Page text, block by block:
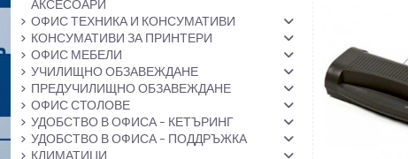
АКСЕСОАРИ
ОФИС ТЕХНИКА И КОНСУМАТИВИ
КОНСУМАТИВИ ЗА ПРИНТЕРИ
ОФИС МЕБЕЛИ
УЧИЛИЩНО ОБЗАВЕЖДАНЕ
ПРЕДУЧИЛИЩНО ОБЗАВЕЖДАНЕ
ОФИС СТОЛОВЕ
УДОБСТВО В ОФИСА – КЕТЪРИНГ
УДОБСТВО В ОФИСА – ПОДДРЪЖКА